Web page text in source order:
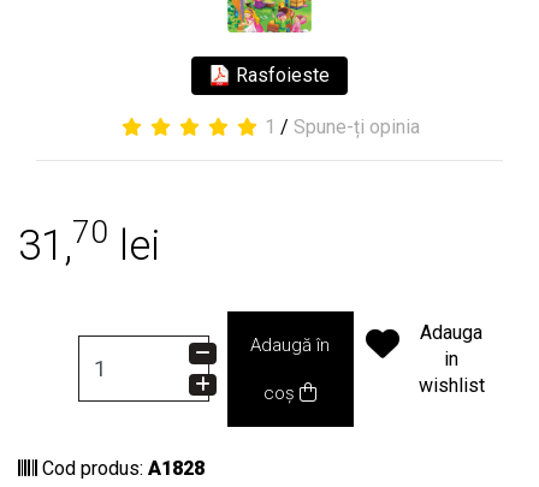
Rasfoieste
1 / Spune-ți opinia
31,70 lei
Adaugă în
coș
Adauga
in
wishlist
Cod produs: A1828